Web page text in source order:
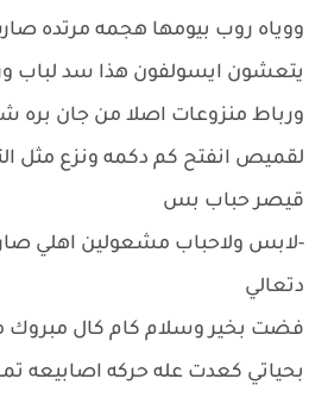
ووياه روب بيومها هجمه مرتده
يتعشون ايسولفون هذا سد لباب
ورباط منزوعات اصلا من جان
لقميص انفتح كم دكمه ونزع مثل
قيصر حباب بس
دتعالي
فضت بخير وسلام كام كال مبروك
بحياتي كعدت عله حركه اصابيعه